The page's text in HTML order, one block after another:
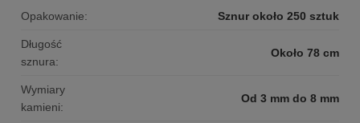
Opakowanie: Sznur około 250 sztuk
Długość
sznura:
Około 78 cm
Wymiary
kamieni:
Od 3 mm do 8 mm